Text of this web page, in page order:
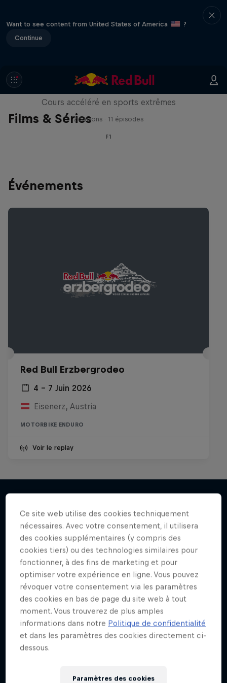
Want to see content from United States of America
?
Continue
Films & Séries
ABC of...
Cours accéléré en sports extrêmes
2 Saisons · 11 épisodes
F1
Événements
Red Bull Erzbergrodeo
4 – 7 Juin 2026
Eisenerz, Austria
MOTORBIKE ENDURO
Voir le replay
J'EN VEUX ENCORE !
Ce site web utilise des cookies techniquement
nécessaires. Avec votre consentement, il utilisera
des cookies supplémentaires (y compris des
cookies tiers) ou des technologies similaires pour
fonctionner, à des fins de marketing et pour
optimiser votre expérience en ligne. Vous pouvez
révoquer votre consentement via les paramètres
des cookies en bas de page du site web à tout
moment. Vous trouverez de plus amples
informations dans notre Politique de confidentialité
et dans les paramètres des cookies directement ci-
dessous.
Paramètres des cookies